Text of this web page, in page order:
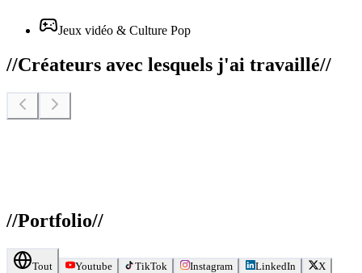
Jeux vidéo & Culture Pop
//Créateurs avec lesquels j'ai travaillé//
//Portfolio//
Tout Youtube TikTok Instagram LinkedIn X